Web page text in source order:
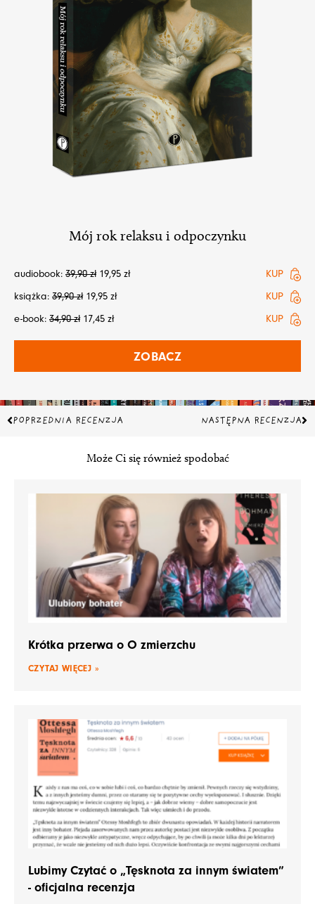
Mój rok relaksu i odpoczynku
audiobook: 39,90zł 19,95 zł
KUP
książka: 39,90zł 19,95 zł
KUP
e-book: 34,90zł 17,45 zł KUP
ZOBACZ
Prev
POPRZEDNIA RECENZJA NASTĘPNA RECENZJA
Może Ci się również spodobać
Krótka przerwa o O zmierzchu
CZYTAJ WIĘCEJ »
Lubimy Czytać o „Tęsknota za innym światem”
- oficjalna recenzja